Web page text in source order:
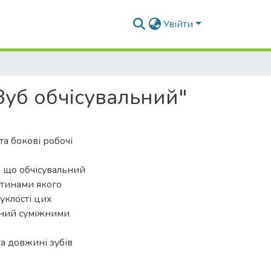
Увійти
обчісувальний"
бокові робочі
що обчісувальний
якого
цих
суміжними
довжині зубів